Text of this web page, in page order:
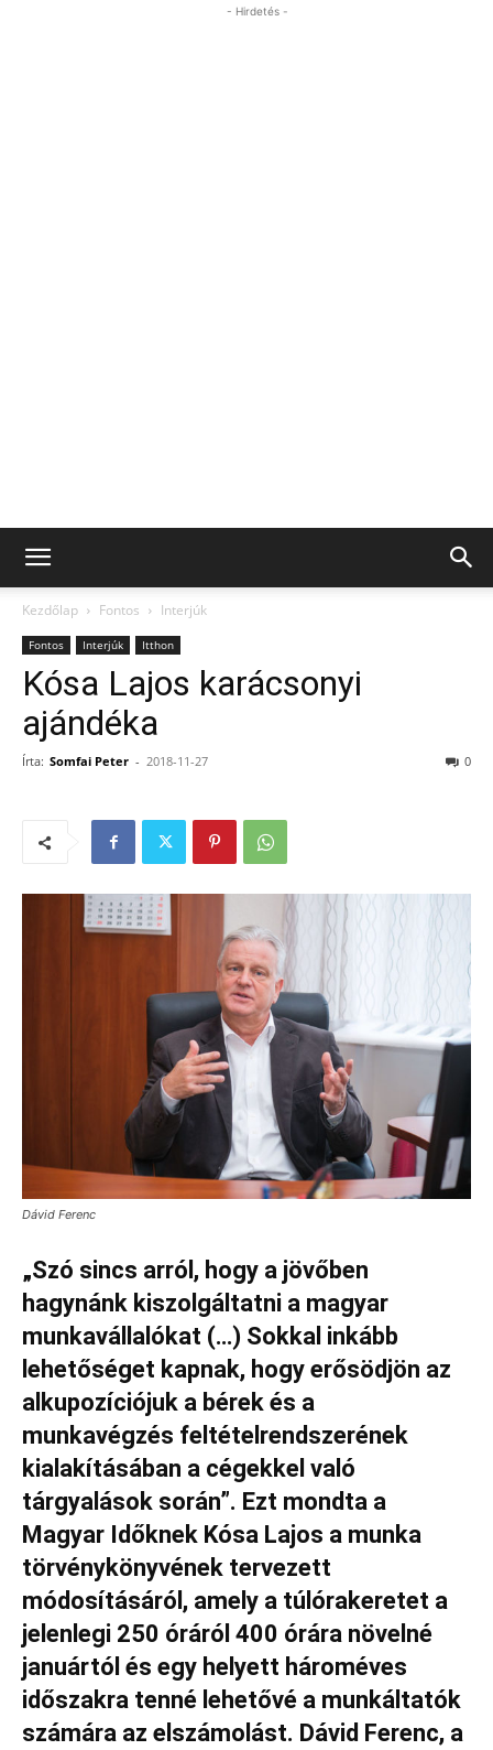
- Hirdetés -
Kezdőlap Fontos Interjúk
Fontos Interjúk Itthon
Kósa Lajos karácsonyi
ajándéka
Írta: Somfai Peter - 2018-11-27 0
Dávid Ferenc
„Szó sincs arról, hogy a jövőben
hagynánk kiszolgáltatni a magyar
munkavállalókat (…) Sokkal inkább
lehetőséget kapnak, hogy erősödjön az
alkupozíciójuk a bérek és a
munkavégzés feltételrendszerének
kialakításában a cégekkel való
tárgyalások során”. Ezt mondta a
Magyar Időknek Kósa Lajos a munka
törvénykönyvének tervezett
módosításáról, amely a túlórakeretet a
jelenlegi 250 óráról 400 órára növelné
januártól és egy helyett hároméves
időszakra tenné lehetővé a munkáltatók
számára az elszámolást. Dávid Ferenc, a